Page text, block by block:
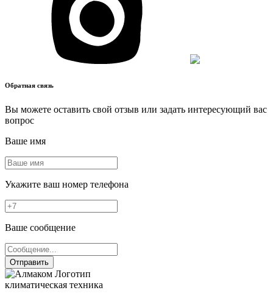
Обратная связь
Вы можете оставить свой отзыв или задать интересующий вас
вопрос
Ваше имя
Укажите ваш номер телефона
Ваше сообщение
Отправить
климатическая техника